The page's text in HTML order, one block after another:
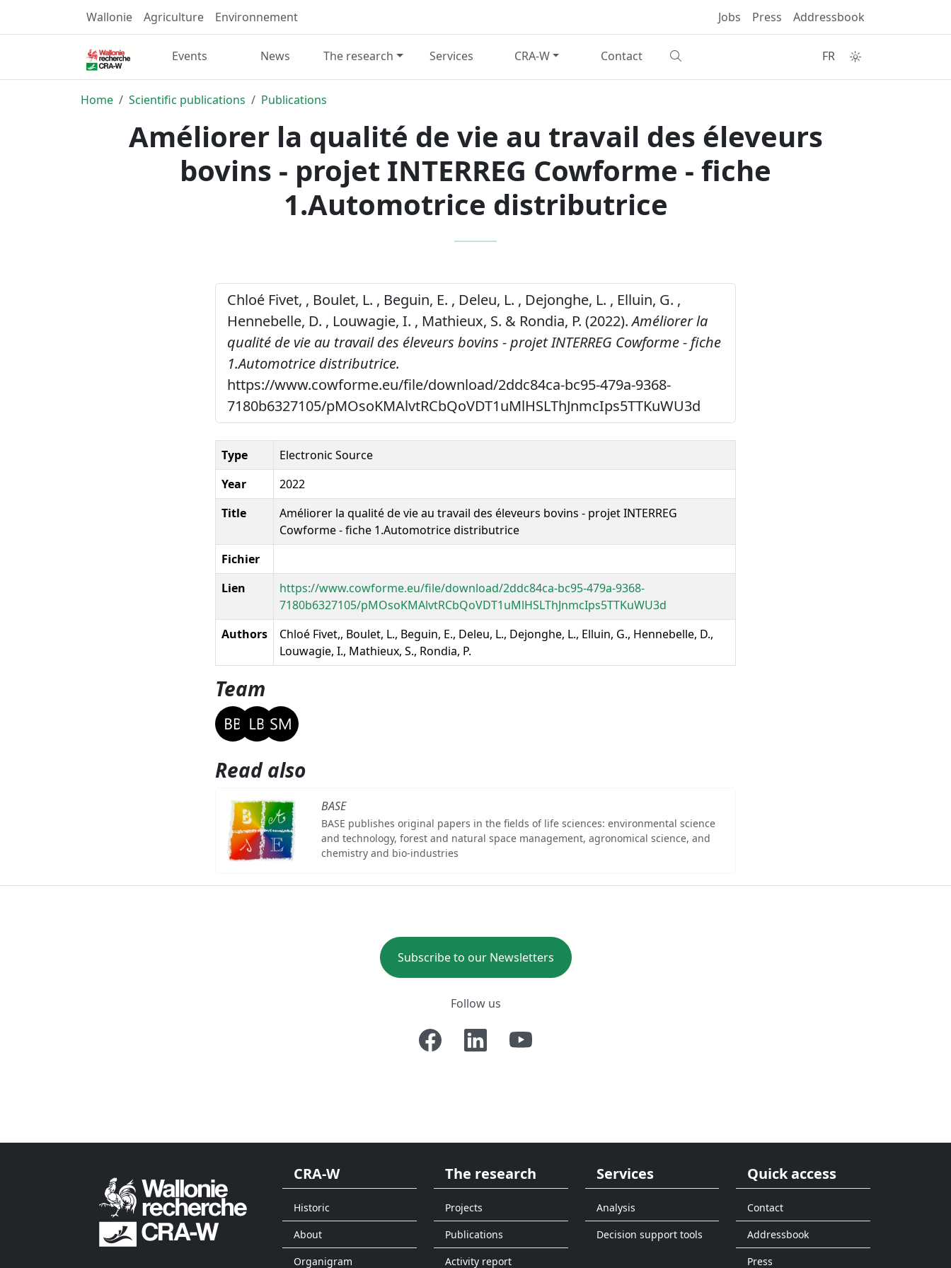
Wallonie Agriculture Environnement Jobs Press Addressbook
Events News The research Services CRA-W Contact FR
Home Scientific publications Publications
Améliorer la qualité de vie au travail des éleveurs
bovins - projet INTERREG Cowforme - fiche
1.Automotrice distributrice
Chloé Fivet, , Boulet, L. , Beguin, E. , Deleu, L. , Dejonghe, L. , Elluin, G. ,
Hennebelle, D. , Louwagie, I. , Mathieux, S. & Rondia, P. (2022).Améliorer la
qualité de vie au travail des éleveurs bovins - projet INTERREG Cowforme - fiche
1.Automotrice distributrice.
https://www.cowforme.eu/file/download/2ddc84ca-bc95-479a-9368-
7180b6327105/pMOsoKMAlvtRCbQoVDT1uMlHSLThJnmcIps5TTKuWU3d
Type
Electronic Source
Year
2022
Title
Améliorer la qualité de vie au travail des éleveurs bovins - projet INTERREG
Cowforme - fiche 1.Automotrice distributrice
Fichier
Lien
https://www.cowforme.eu/file/download/2ddc84ca-bc95-479a-9368-
7180b6327105/pMOsoKMAlvtRCbQoVDT1uMlHSLThJnmcIps5TTKuWU3d
Authors
Chloé Fivet,, Boulet, L., Beguin, E., Deleu, L., Dejonghe, L., Elluin, G., Hennebelle, D.,
Louwagie, I., Mathieux, S., Rondia, P.
Team
Read also
BASE
BASE publishes original papers in the fields of life sciences: environmental science
and technology, forest and natural space management, agronomical science, and
chemistry and bio-industries
Subscribe to our Newsletters
Follow us
CRA-W
Historic
About
Organigram
The research
Projects
Publications
Activity report
Services
Analysis
Decision support tools
Quick access
Contact
Addressbook
Press